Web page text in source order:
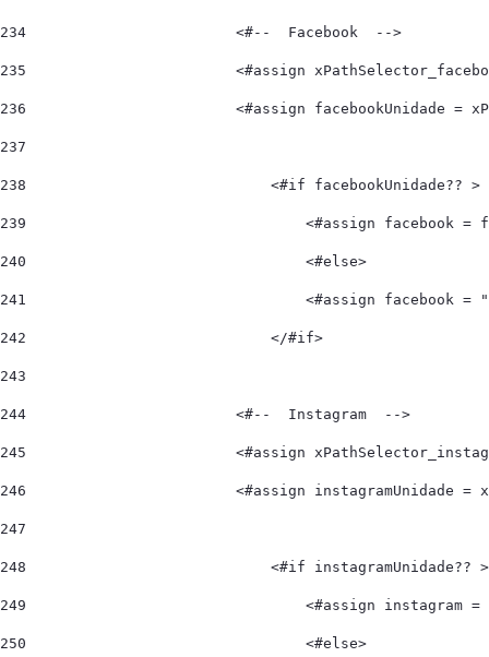
234
                        <#--  Facebook  -->
235
<#assign
236
<#assign facebookUnidade =
237
238
                            <#if facebookUnidade?? >
239
<#assign facebook =
240
                                <#else>
241
<#assign facebook =
242
                            </#if>
243
244
                        <#--  Instagram  -->
245
<#assign
246
<#assign instagramUnidade =
247
248
<#if instagramUnidade??
249
<#assign instagram
250
                                <#else>